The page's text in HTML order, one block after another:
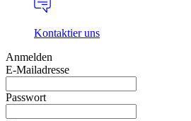
Kontaktier uns
Anmelden
E-Mailadresse
Passwort